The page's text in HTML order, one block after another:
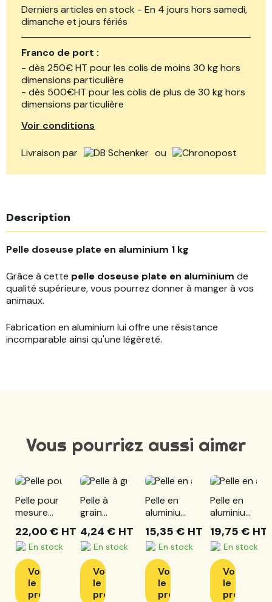
Derniers articles en stock - En 4 jours hors samedi,
dimanche et jours fériés
Franco de port :
- dès 250€ HT pour les colis de moins 30 kg hors
dimensions particulière
- dès 500€HT pour les colis de plus de 30 kg hors
dimensions particulière
Voir conditions
Livraison par ou
Description
Pelle doseuse plate en aluminium 1 kg
Grâce à cette pelle doseuse plate en aluminium de
qualité supérieure, vous pourrez donner à manger à vos
animaux.
Fabrication en aluminium lui offre une résistance
incomparable ainsi qu'une légèreté.
Vous pourriez aussi aimer
Pelle pour
mesure
d'aliments
22,00 € HT
En stock
Voir
le
produit
Pelle à
grain
plastique
4,24 € HT
En stock
Voir
le
produit
Pelle en
aluminium
plate
moyen
modèle 1,6
kg
15,35 € HT
En stock
Voir
le
produit
Pelle en
aluminium
plate
moyen
modèle
2,5 kg
19,75 € HT
En stock
Voir
le
produit